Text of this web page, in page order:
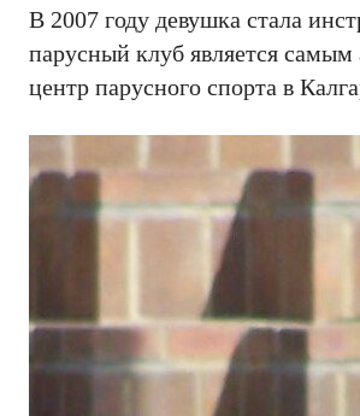
В 2007 году девушка стала
парусный клуб является
центр парусного спорта в